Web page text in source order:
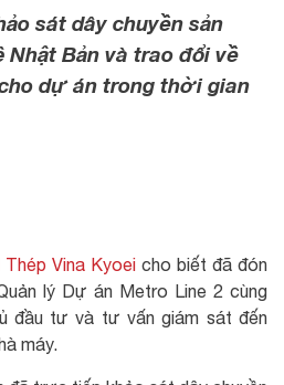
sát dây chuyền sản
Nhật Bản và trao đổi về
dự án trong thời gian
Vina Kyoei cho biết đã đón
lý Dự án Metro Line 2 cùng
đầu tư và tư vấn giám sát đến
máy.